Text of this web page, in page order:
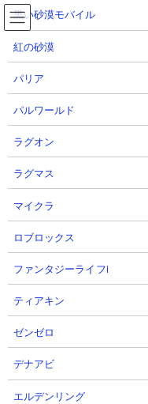
コ
ン
ナ
ビ
絶・絶望異次元 進
TOP
にゃんこ大戦争
絶・絶望異次元 進撃のブ
絶・絶望異次元 進
【ステージ概要】
暴風ステージ「絶・絶望
ズ」は、構成は前ステー
上のにゃんこしか出撃が
り量産型の安価壁が使え
害役を増やしたり、大型
スサイクロンへの対応は可
ていればそれほどは難易
黒い砂漠モバイル
紅の砂漠
パリア
パルワールド
ラグオン
ラグマス
マイクラ
ロブロックス
ファンタジーライフi
ティアキン
ゼンゼロ
デナアビ
エルデンリング